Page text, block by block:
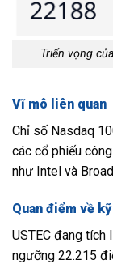
Triển vọng
Vĩ mô liên quan
Chỉ số Nasdaq
các cổ phiếu
như Intel và
Quan điểm về
USTEC đang tích
ngưỡng 22.215